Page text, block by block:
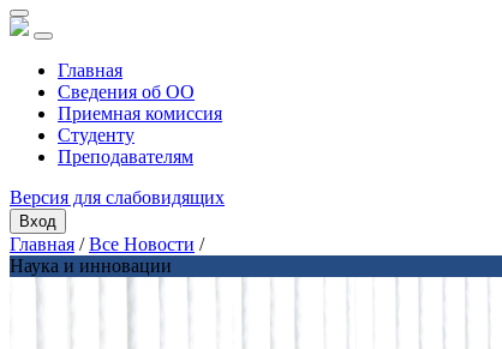
Главная
Сведения об ОО
Приемная комиссия
Студенту
Преподавателям
Версия для слабовидящих
Вход
Главная /Все Новости /
Наука и инновации